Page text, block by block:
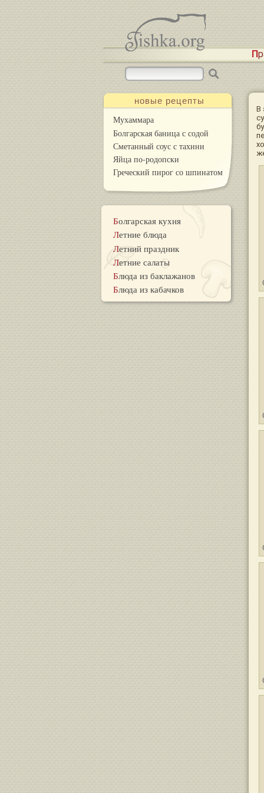
новые рецепты
Мухаммара
Болгарская баница с содой
Сметанный соус с тахини
Яйца по-родопски
Греческий пирог со шпинатом
Болгарская кухня
Летние блюда
Летний праздник
Летние салаты
Блюда из баклажанов
Блюда из кабачков
В